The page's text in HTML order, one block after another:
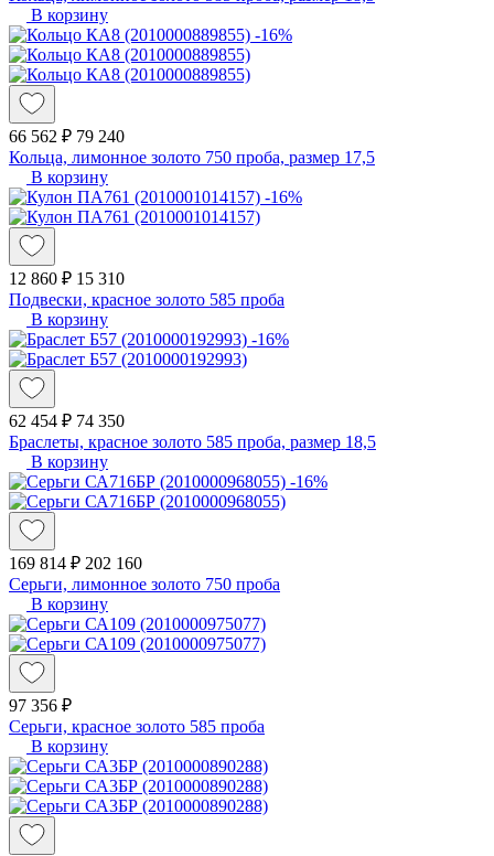
В корзину
-16%
66 562 ₽ 79 240
Кольца, лимонное золото 750 проба, размер 17,5
В корзину
-16%
12 860 ₽ 15 310
Подвески, красное золото 585 проба
В корзину
-16%
62 454 ₽ 74 350
Браслеты, красное золото 585 проба, размер 18,5
В корзину
-16%
169 814 ₽ 202 160
Серьги, лимонное золото 750 проба
В корзину
97 356 ₽
Серьги, красное золото 585 проба
В корзину